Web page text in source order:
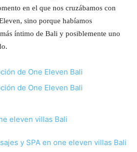
en el que nos cruzábamos con
sino porque habíamos
íntimo de Bali y posiblemente uno